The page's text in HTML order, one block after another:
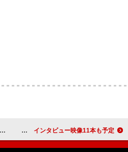
GANG PARADE、7日間連続で最新ライブ映像＆日替わりコメント動画公開 インタビュー映像11本も予定